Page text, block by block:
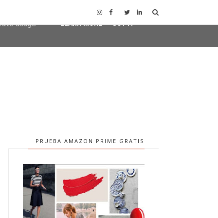
PRUEBA AMAZON PRIME GRATIS
agent
usage
LEARN MORE GOT IT